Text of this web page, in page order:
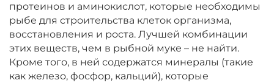
Вкус:
Ананас
‍899‍ ₽‍1 058‍₽ +
−
протеинов и аминокислот, которые необходимы
рыбе для строительства клеток организма,
восстановления и роста. Лучшей комбинации
этих веществ, чем в рыбной муке – не найти.
Кроме того, в ней содержатся минералы (такие
как железо, фосфор, кальций), которые